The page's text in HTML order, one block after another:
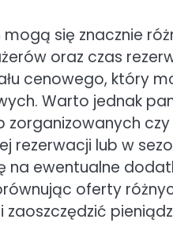
się znacznie
oraz czas
cenowego, który
Warto jednak
czy
rezerwacji lub w
ewentualne
oferty